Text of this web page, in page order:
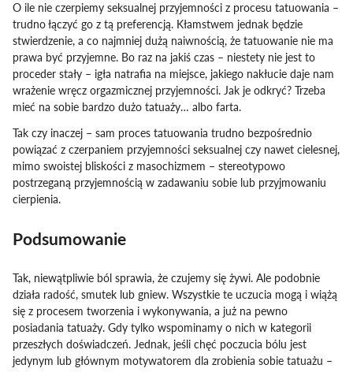
O ile nie czerpiemy seksualnej przyjemności z procesu tatuowania –
trudno łączyć go z tą preferencją. Kłamstwem jednak będzie
stwierdzenie, a co najmniej dużą naiwnością, że tatuowanie nie ma
prawa być przyjemne. Bo raz na jakiś czas – niestety nie jest to
proceder stały – igła natrafia na miejsce, jakiego nakłucie daje nam
wrażenie wręcz orgazmicznej przyjemności. Jak je odkryć? Trzeba
mieć na sobie bardzo dużo tatuaży… albo farta.
Tak czy inaczej – sam proces tatuowania trudno bezpośrednio
powiązać z czerpaniem przyjemności seksualnej czy nawet cielesnej,
mimo swoistej bliskości z masochizmem – stereotypowo
postrzeganą przyjemnością w zadawaniu sobie lub przyjmowaniu
cierpienia.
Podsumowanie
Tak, niewątpliwie ból sprawia, że czujemy się żywi. Ale podobnie
działa radość, smutek lub gniew. Wszystkie te uczucia mogą i wiążą
się z procesem tworzenia i wykonywania, a już na pewno
posiadania tatuaży. Gdy tylko wspominamy o nich w kategorii
przeszłych doświadczeń. Jednak, jeśli chęć poczucia bólu jest
jedynym lub głównym motywatorem dla zrobienia sobie tatuażu –